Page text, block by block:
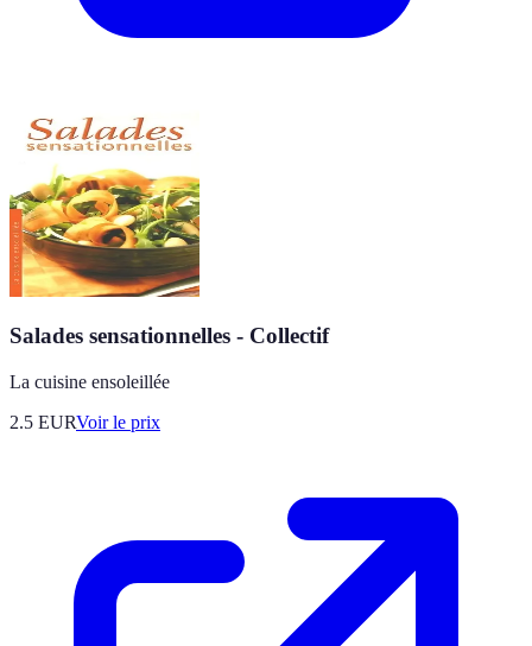
Salades sensationnelles - Collectif
La cuisine ensoleillée
2.5 EURVoir le prix